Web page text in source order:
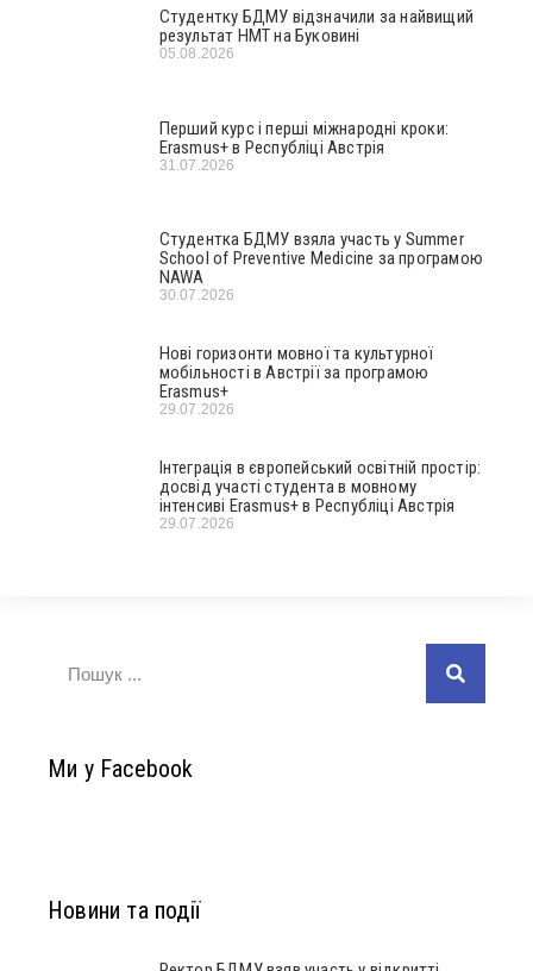
Студентку БДМУ відзначили за найвищий
результат НМТ на Буковині
05.08.2026
Перший курс і перші міжнародні кроки:
Erasmus+ в Республіці Австрія
31.07.2026
Студентка БДМУ взяла участь у Summer
School of Preventive Medicine за програмою
NAWA
30.07.2026
Нові горизонти мовної та культурної
мобільності в Австрії за програмою
Erasmus+
29.07.2026
Інтеграція в європейський освітній простір:
досвід участі студента в мовному
інтенсиві Erasmus+ в Республіці Австрія
29.07.2026
Ми у Facebook
Новини та події